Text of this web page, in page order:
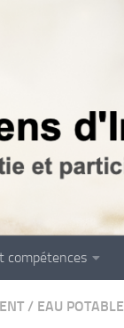
compétences
/ EAU POTABLE